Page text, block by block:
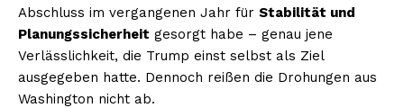
Abschluss im vergangenen Jahr für Stabilität und
Planungssicherheit gesorgt habe – genau jene
Verlässlichkeit, die Trump einst selbst als Ziel
ausgegeben hatte. Dennoch reißen die Drohungen aus
Washington nicht ab.